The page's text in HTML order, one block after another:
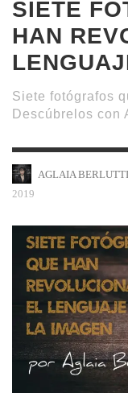
SIETE
HAN
Siete fotógrafos
Descúbrelos con
AGLAIA BERLUTTI
2019